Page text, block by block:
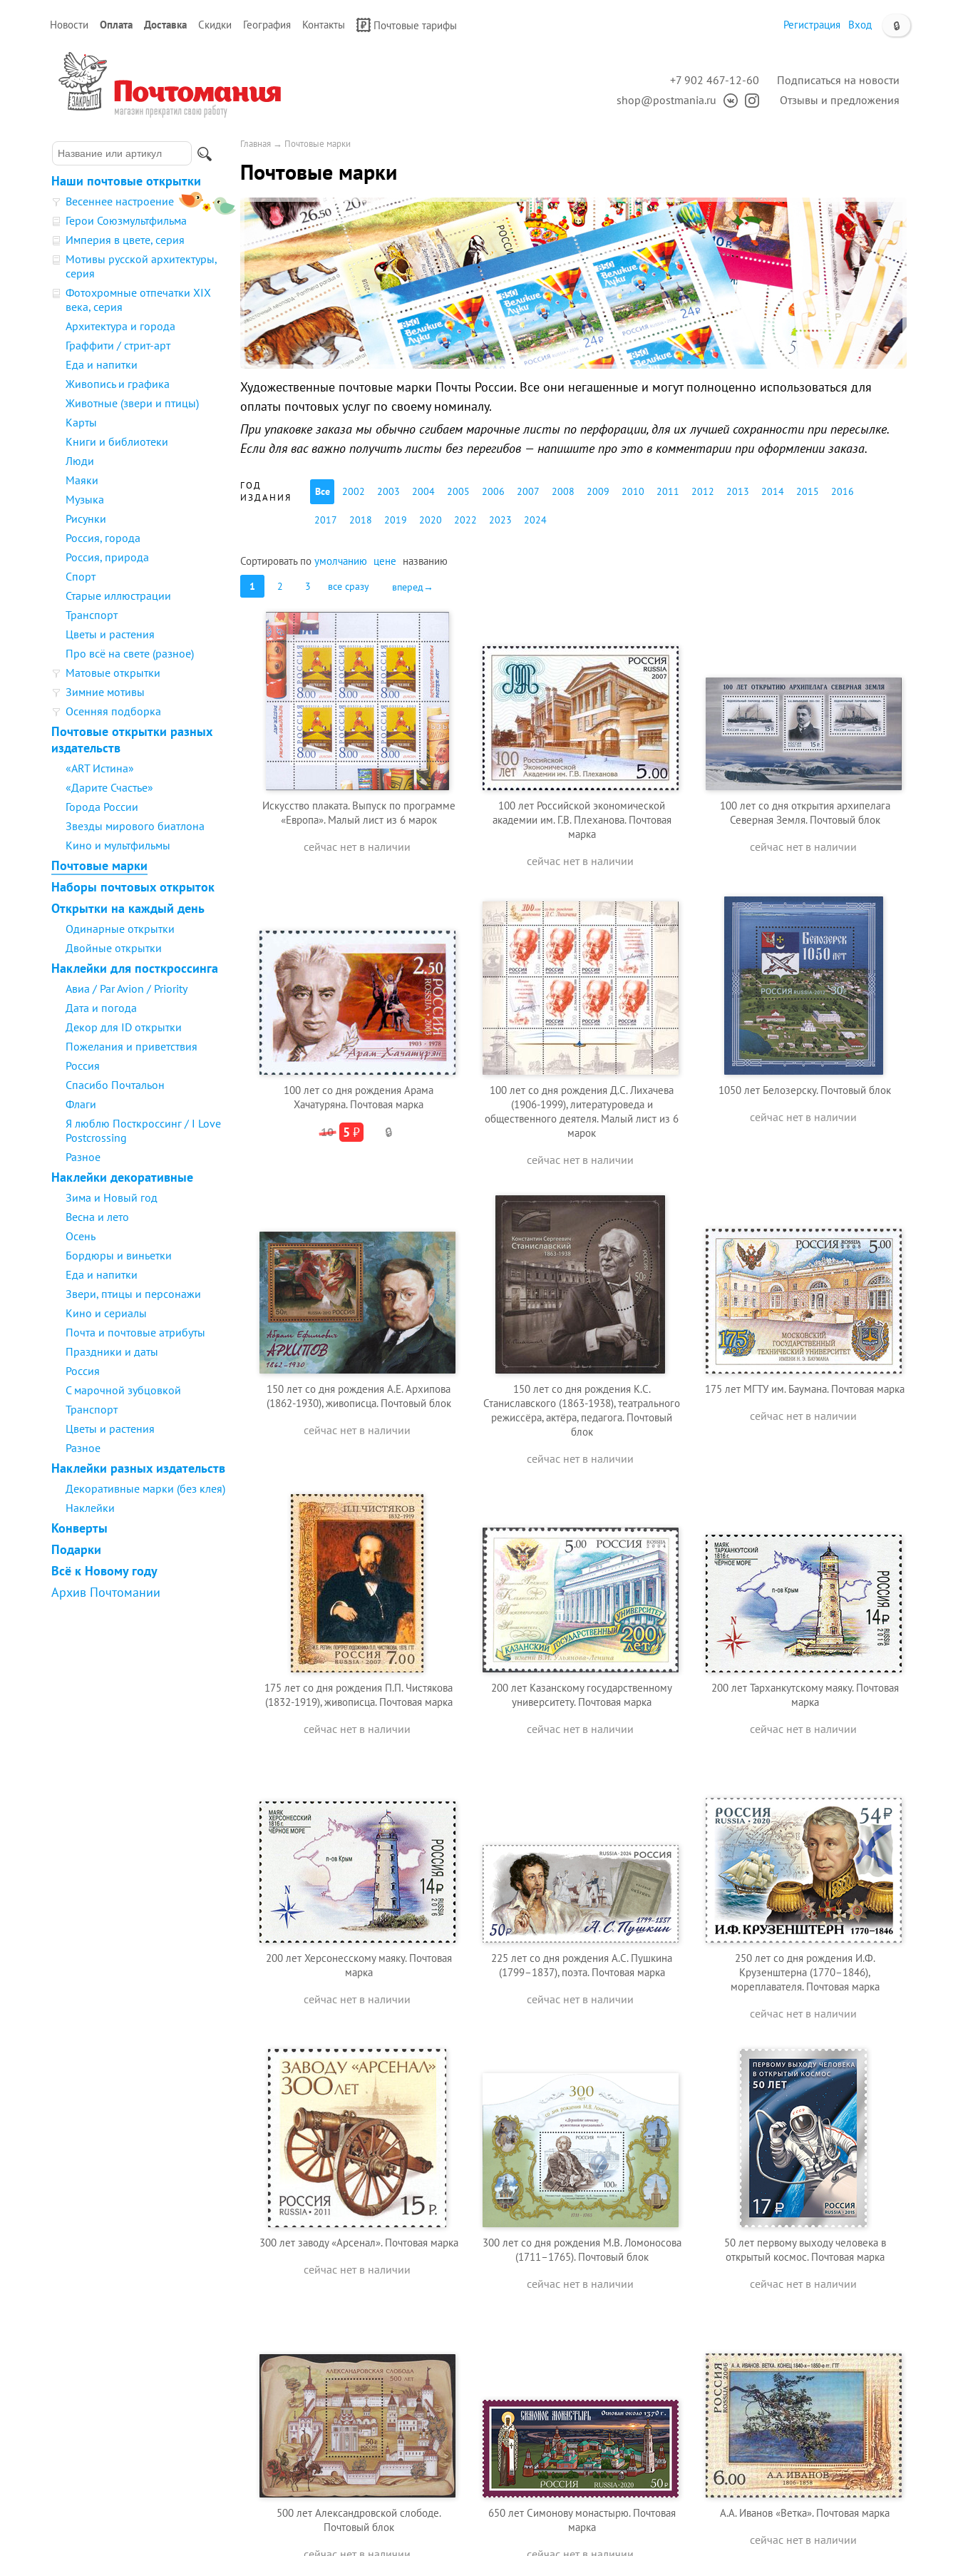
Новости Оплата Доставка Скидки География Контакты Почтовые тарифы 🔒
Регистрация Вход
Подписаться на новости
Отзывы и предложения
+7 902 467-12-60
shop@postmania.ru
Наши почтовые открытки
Весеннее настроение
Герои Союзмультфильма
Империя в цвете, серия
Мотивы русской архитектуры,
серия
Фотохромные отпечатки XIX
века, серия
Архитектура и города
Граффити / стрит-арт
Еда и напитки
Живопись и графика
Животные (звери и птицы)
Карты
Книги и библиотеки
Люди
Маяки
Музыка
Рисунки
Россия, города
Россия, природа
Спорт
Старые иллюстрации
Транспорт
Цветы и растения
Про всё на свете (разное)
Матовые открытки
Зимние мотивы
Осенняя подборка
Почтовые открытки разных
издательств
«ART Истина»
«Дарите Счастье»
Города России
Звезды мирового биатлона
Кино и мультфильмы
Почтовые марки
Наборы почтовых открыток
Открытки на каждый день
Одинарные открытки
Двойные открытки
Наклейки для посткроссинга
Авиа / Par Avion / Priority
Дата и погода
Декор для ID открытки
Пожелания и приветствия
Россия
Спасибо Почтальон
Флаги
Я люблю Посткроссинг / I Love
Postcrossing
Разное
Наклейки декоративные
Зима и Новый год
Весна и лето
Осень
Бордюры и виньетки
Еда и напитки
Звери, птицы и персонажи
Кино и сериалы
Почта и почтовые атрибуты
Праздники и даты
Россия
С марочной зубцовкой
Транспорт
Цветы и растения
Разное
Наклейки разных издательств
Декоративные марки (без клея)
Наклейки
Конверты
Подарки
Всё к Новому году
Архив Почтомании
Главная → Почтовые марки
Почтовые марки
Художественные почтовые марки Почты России. Все они негашенные и могут полноценно использоваться для
оплаты почтовых услуг по своему номиналу.
При упаковке заказа мы обычно сгибаем марочные листы по перфорации, для их лучшей сохранности при пересылке.
Если для вас важно получить листы без перегибов — напишите про это в комментарии при оформлении заказа.
ГОД
ИЗДАНИЯ
Все 2002 2003 2004 2005 2006 2007 2008 2009 2010 2011 2012 2013 2014 2015 2016
2017 2018 2019 2020 2022 2023 2024
Сортировать по умолчанию цене названию
1 2 3 все сразу вперед→
Искусство плаката. Выпуск по программе
«Европа». Малый лист из 6 марок
сейчас нет в наличии
100 лет Российской экономической
академии им. Г.В. Плеханова. Почтовая
марка
сейчас нет в наличии
100 лет со дня открытия архипелага
Северная Земля. Почтовый блок
сейчас нет в наличии
100 лет со дня рождения Арама
Хачатуряна. Почтовая марка
10 5 ₽ 🔒
100 лет со дня рождения Д.С. Лихачева
(1906-1999), литературоведа и
общественного деятеля. Малый лист из 6
марок
сейчас нет в наличии
1050 лет Белозерску. Почтовый блок
сейчас нет в наличии
150 лет со дня рождения А.Е. Архипова
(1862-1930), живописца. Почтовый блок
сейчас нет в наличии
150 лет со дня рождения К.С.
Станиславского (1863-1938), театрального
режиссёра, актёра, педагога. Почтовый
блок
сейчас нет в наличии
175 лет МГТУ им. Баумана. Почтовая марка
сейчас нет в наличии
175 лет со дня рождения П.П. Чистякова
(1832-1919), живописца. Почтовая марка
сейчас нет в наличии
200 лет Казанскому государственному
университету. Почтовая марка
сейчас нет в наличии
200 лет Тарханкутскому маяку. Почтовая
марка
сейчас нет в наличии
200 лет Херсонесскому маяку. Почтовая
марка
сейчас нет в наличии
225 лет со дня рождения А.С. Пушкина
(1799–1837), поэта. Почтовая марка
сейчас нет в наличии
250 лет со дня рождения И.Ф.
Крузенштерна (1770–1846),
мореплавателя. Почтовая марка
сейчас нет в наличии
300 лет заводу «Арсенал». Почтовая марка
сейчас нет в наличии
300 лет со дня рождения М.В. Ломоносова
(1711–1765). Почтовый блок
сейчас нет в наличии
50 лет первому выходу человека в
открытый космос. Почтовая марка
сейчас нет в наличии
500 лет Александровской слободе.
Почтовый блок
650 лет Симонову монастырю. Почтовая
марка
А.А. Иванов «Ветка». Почтовая марка
сейчас нет в наличии